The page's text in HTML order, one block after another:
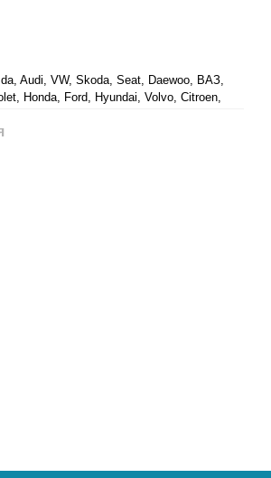
Audi, VW, Skoda, Seat, Daewoo, ВАЗ,
Honda, Ford, Hyundai, Volvo, Citroen,